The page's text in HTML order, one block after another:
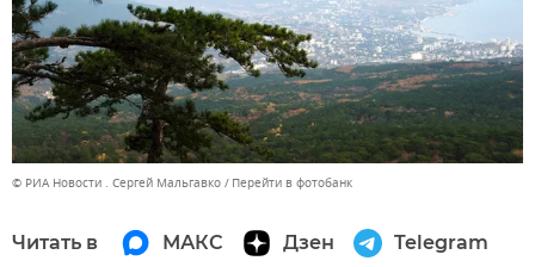
© РИА Новости . Сергей Мальгавко Перейти в фотобанк
Читать в МАКС Дзен Telegram